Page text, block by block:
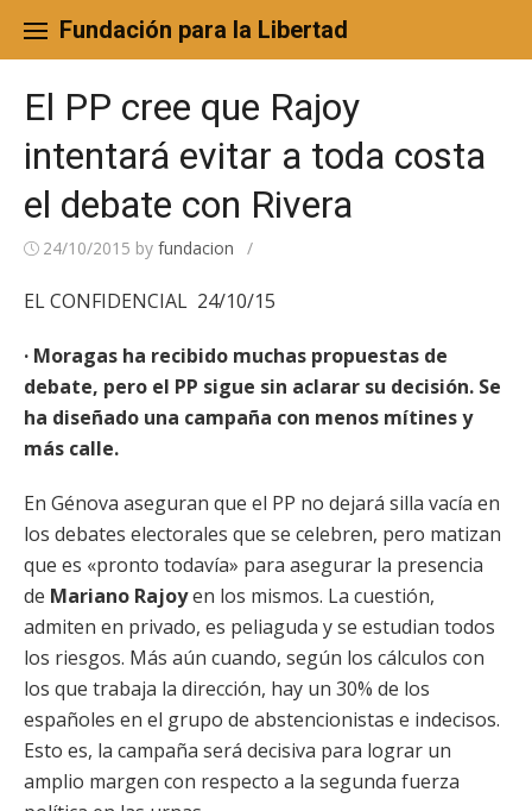
content
Fundación para la Libertad
El PP cree que Rajoy
intentará evitar a toda costa
el debate con Rivera
24/10/2015 by fundacion /
EL CONFIDENCIAL 24/10/15
· Moragas ha recibido muchas propuestas de
debate, pero el PP sigue sin aclarar su decisión. Se
ha diseñado una campaña con menos mítines y
más calle.
En Génova aseguran que el PP no dejará silla vacía en
los debates electorales que se celebren, pero matizan
que es «pronto todavía» para asegurar la presencia
de Mariano Rajoyen los mismos. La cuestión,
admiten en privado, es peliaguda y se estudian todos
los riesgos. Más aún cuando, según los cálculos con
los que trabaja la dirección, hay un 30% de los
españoles en el grupo de abstencionistas e indecisos.
Esto es, la campaña será decisiva para lograr un
amplio margen con respecto a la segunda fuerza